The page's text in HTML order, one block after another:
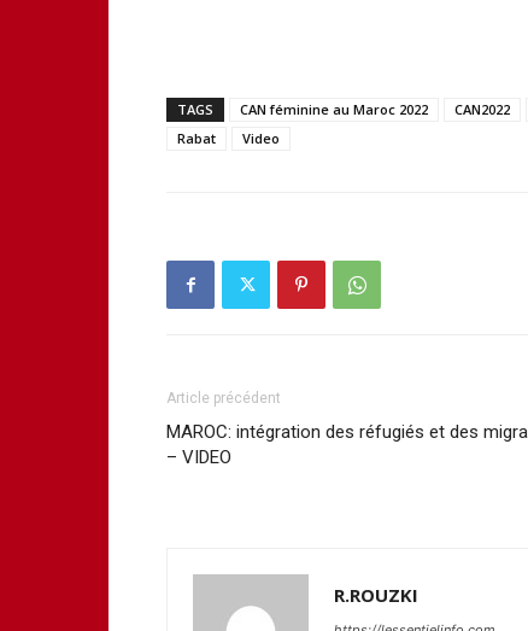
TAGS CAN féminine au Maroc 2022 CAN2022
Rabat
Video
Article précédent
MAROC: intégration des réfugiés et des
– VIDEO
R.ROUZKI